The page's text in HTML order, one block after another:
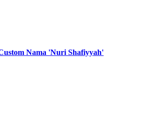
Nama 'Nuri Shafiyyah'